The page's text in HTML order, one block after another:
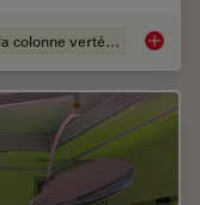
Chirurgie de la colonne vertébrale